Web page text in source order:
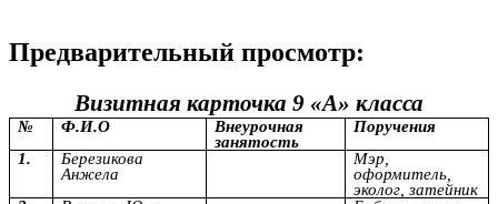
Предварительный просмотр:
Визитная карточка 9 «А» класса
№ Ф.И.О
Внеурочная
занятость
Поручения
1.
Березикова
Анжела
Мэр,
оформитель,
эколог, затейник